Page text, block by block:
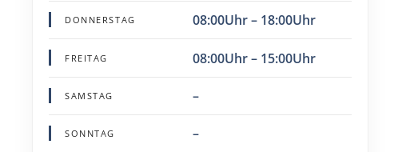
DONNERSTAG 08:00Uhr – 18:00Uhr
FREITAG 08:00Uhr – 15:00Uhr
SAMSTAG –
SONNTAG –